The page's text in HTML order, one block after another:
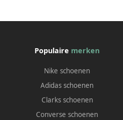
Populaire merken
Nike schoenen
Adidas schoenen
Clarks schoenen
Converse schoenen